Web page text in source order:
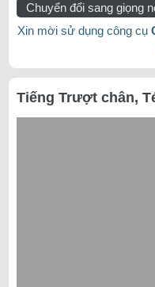
Chuyển đổi sang giọng
Xin mời sử dụng công cụ
Tiếng Trượt chân,